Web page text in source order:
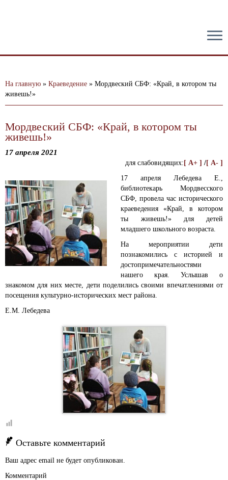
На главную » Краеведение » Мордвеский СБФ: «Край, в котором ты
живешь!»
Мордвеский СБФ: «Край, в котором ты
живешь!»
17 апреля 2021
для слабовидящих: [ A+ ] /[ A- ]
17 апреля Лебедева Е.,
библиотекарь Мордвесского
СБФ, провела час исторического
краеведения «Край, в котором
ты живешь!» для детей
младшего школьного возраста.
На мероприятии дети
познакомились с историей и
достопримечательностями
нашего края. Услышав о
знакомом для них месте, дети поделились своими впечатлениями от
посещения культурно-исторических мест района.
Е.М. Лебедева
Оставьте комментарий
Ваш адрес email не будет опубликован.
Комментарий